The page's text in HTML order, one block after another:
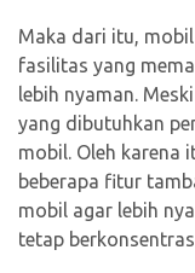
Maka dari itu,
fasilitas yang
lebih nyaman.
yang dibutuhkan
mobil. Oleh karena
beberapa fitur
mobil agar lebih
tetap